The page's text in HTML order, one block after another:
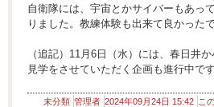
自衛隊には、宇宙とかサイバーもあっ
りました。教練体験も出来て良かったで
（追記）11月6日（水）には、春日井
見学をさせていただく企画も進行中です
未分類 管理者 2024年09月24日 15:42 こ